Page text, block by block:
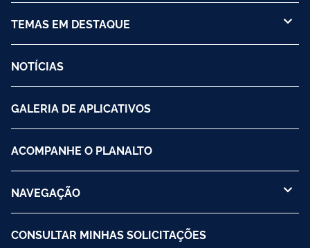
TEMAS EM DESTAQUE
NOTÍCIAS
GALERIA DE APLICATIVOS
ACOMPANHE O PLANALTO
NAVEGAÇÃO
CONSULTAR MINHAS SOLICITAÇÕES